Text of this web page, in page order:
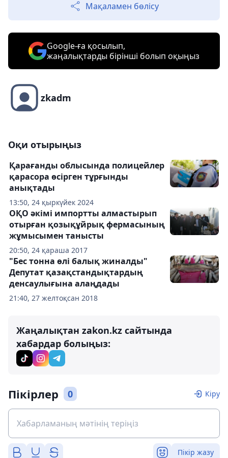
Мақаламен бөлісу
Google-ға қосылып,
жаңалықтарды бірінші болып оқыңыз
zkadm
Оқи отырыңыз
13:50, 24 қыркүйек 2024
Қарағанды облысында полицейлер
қарасора өсірген тұрғынды
анықтады
20:50, 24 қараша 2017
ОҚО әкімі импортты алмастырып
отырған қозықұйрық фермасының
жұмысымен танысты
21:40, 27 желтоқсан 2018
"Бес тонна өлі балық жиналды"
Депутат қазақстандықтардың
денсаулығына алаңдады
Жаңалықтан zakon.kz сайтында
хабардар болыңыз:
Пікірлер 0 Кіру
Пікір жазу